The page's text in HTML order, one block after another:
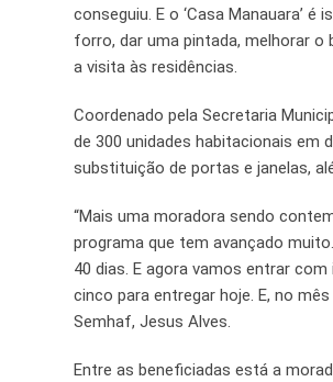
conseguiu. E o ‘Casa Manauara’
forro, dar uma pintada, melhorar o
a visita às residências.
Coordenado pela Secretaria
de 300 unidades habitacionais
substituição de portas e janelas,
“Mais uma moradora sendo
programa que tem avançado
40 dias. E agora vamos entrar
cinco para entregar hoje. E, no
Semhaf, Jesus Alves.
Entre as beneficiadas está a